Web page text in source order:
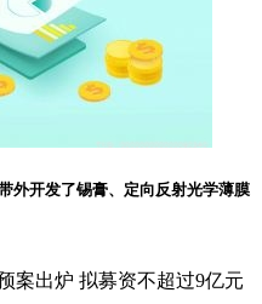
外开发了锡膏、定向反射光学薄膜